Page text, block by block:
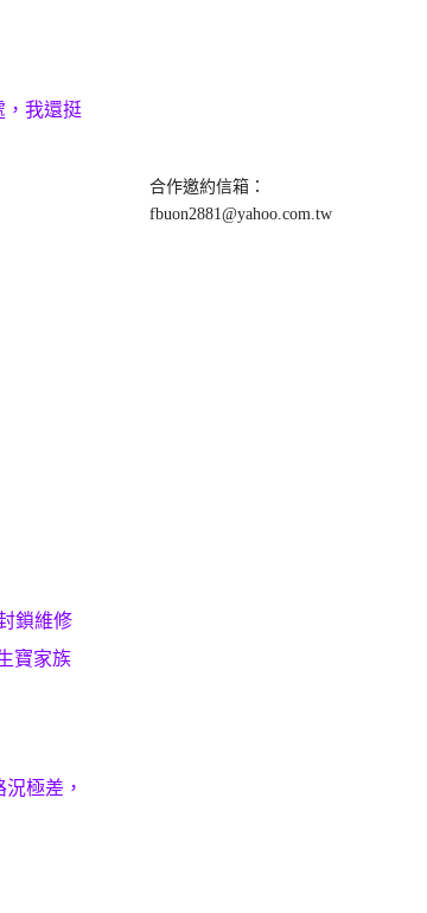
，我還挺
鎖維修
極差，
合作邀約信箱：
fbuon2881@yahoo.com.tw